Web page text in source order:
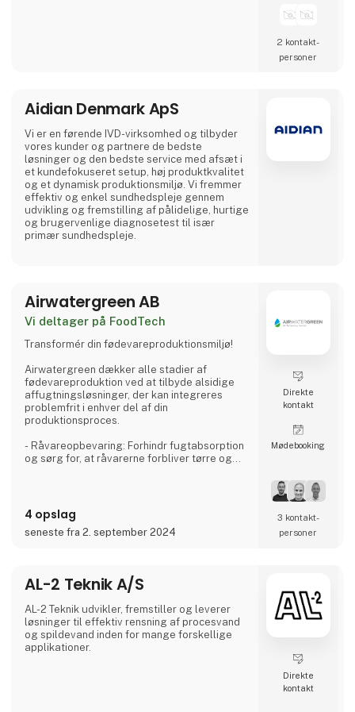
2 kontakt­
personer
Aidian Denmark ApS
Vi er en førende IVD-virksomhed og tilbyder
vores kunder og partnere de bedste
løsninger og den bedste service med afsæt i
et kundefokuseret setup, høj produktkvalitet
og et dynamisk produktionsmiljø. Vi fremmer
effektiv og enkel sundhedspleje gennem
udvikling og fremstilling af pålidelige, hurtige
og brugervenlige diagnosetest til især
primær sundhedspleje.
Airwatergreen AB
Vi deltager på FoodTech
Transformér din fødevareproduktionsmiljø!
Airwatergreen dækker alle stadier af
fødevareproduktion ved at tilbyde alsidige
affugtningsløsninger, der kan integreres
problemfrit i enhver del af din
produktionsproces.
- Råvareopbevaring: Forhindr fugtabsorption
og sørg for, at råvarerne forbliver tørre og
produktionen.
- Emballering: Beskyt færdige produkter mod
fugt, der kan kompromittere emballagens
luftfugtigheden i opbevarings- og
Ai
4 opslag
seneste fra 2. september 2024
Direkte
kontakt
Møde­booking
3 kontakt­
personer
AL-2 Teknik A/S
AL-2 Teknik udvikler, fremstiller og leverer
løsninger til effektiv rensning af procesvand
og spildevand inden for mange forskellige
applikationer.
Direkte
kontakt